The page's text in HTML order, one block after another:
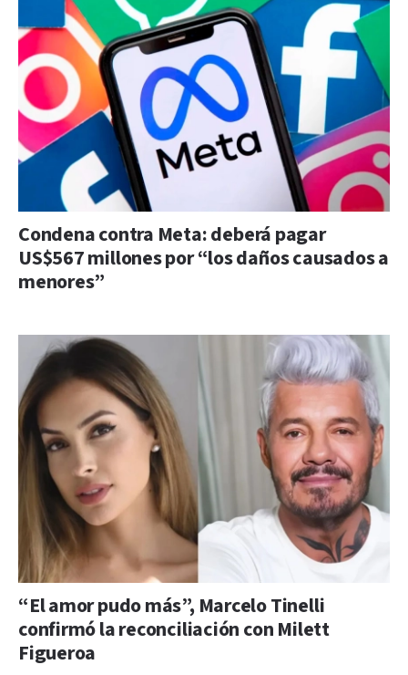
Condena contra Meta: deberá pagar
US$567 millones por “los daños causados a
menores”
“El amor pudo más”, Marcelo Tinelli
confirmó la reconciliación con Milett
Figueroa